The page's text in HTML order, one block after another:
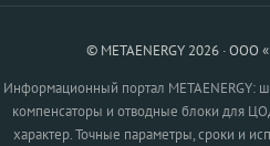
© METAENERGY 2026 · ООО
Информационный портал METAENERGY:
компенсаторы и отводные блоки для
характер. Точные параметры, сроки и